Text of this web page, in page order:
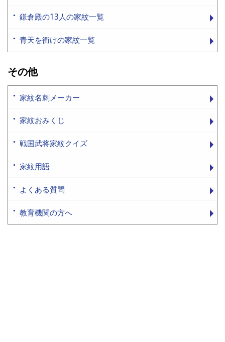
鎌倉殿の13人の家紋一覧
青天を衝けの家紋一覧
その他
家紋名刺メーカー
家紋おみくじ
戦国武将家紋クイズ
家紋用語
よくある質問
教育機関の方へ